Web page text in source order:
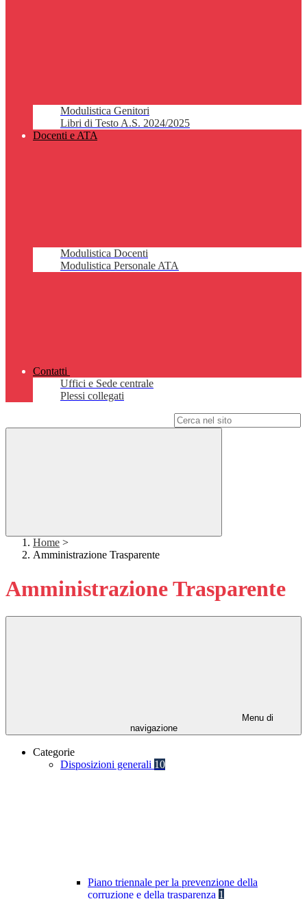
Modulistica Genitori
Libri di Testo A.S. 2024/2025
Docenti e ATA
Modulistica Docenti
Modulistica Personale ATA
Contatti
Uffici e Sede centrale
Plessi collegati
Home >
Amministrazione Trasparente
Amministrazione Trasparente
Menu di
navigazione
Categorie
Disposizioni generali 10
Piano triennale per la prevenzione della
corruzione e della trasparenza 1